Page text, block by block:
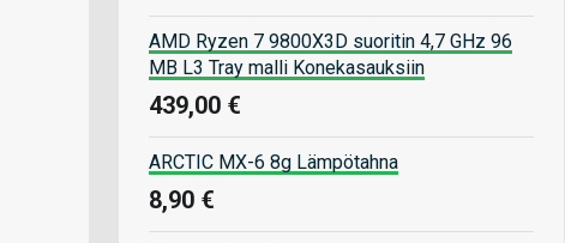
AMD Ryzen 7 9800X3D suoritin 4,7 GHz 96
MB L3 Tray malli Konekasauksiin
439,00 €
ARCTIC MX-6 8g Lämpötahna
8,90 €